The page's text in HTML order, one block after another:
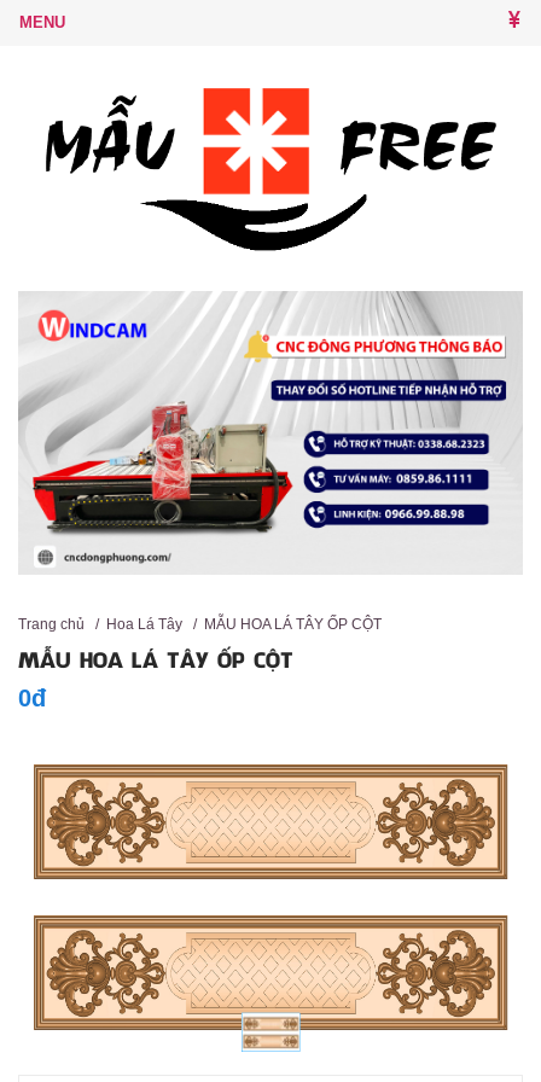
Trang chủ / Hoa Lá Tây / MẪU HOA LÁ TÂY ỐP CỘT
MẪU HOA LÁ TÂY ỐP CỘT
0đ